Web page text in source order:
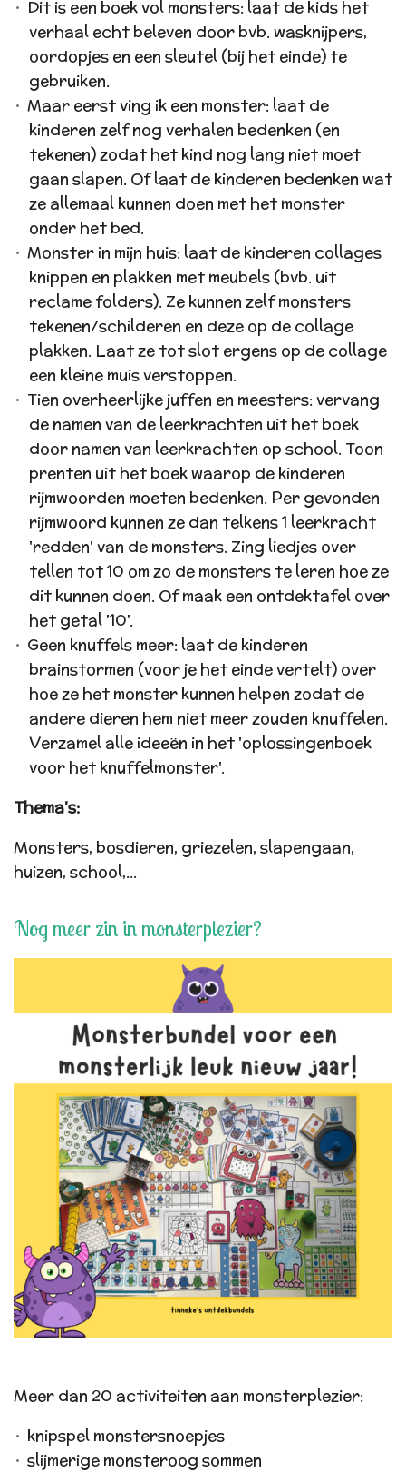
Dit is een boek vol monsters: laat de kids het
verhaal echt beleven door bvb. wasknijpers,
oordopjes en een sleutel (bij het einde) te
gebruiken.
Maar eerst ving ik een monster: laat de
kinderen zelf nog verhalen bedenken (en
tekenen) zodat het kind nog lang niet moet
gaan slapen. Of laat de kinderen bedenken wat
ze allemaal kunnen doen met het monster
onder het bed.
Monster in mijn huis: laat de kinderen collages
knippen en plakken met meubels (bvb. uit
reclame folders). Ze kunnen zelf monsters
tekenen/schilderen en deze op de collage
plakken. Laat ze tot slot ergens op de collage
een kleine muis verstoppen.
Tien overheerlijke juffen en meesters: vervang
de namen van de leerkrachten uit het boek
door namen van leerkrachten op school. Toon
prenten uit het boek waarop de kinderen
rijmwoorden moeten bedenken. Per gevonden
rijmwoord kunnen ze dan telkens 1 leerkracht
'redden' van de monsters. Zing liedjes over
tellen tot 10 om zo de monsters te leren hoe ze
dit kunnen doen. Of maak een ontdektafel over
het getal '10'.
Geen knuffels meer: laat de kinderen
brainstormen (voor je het einde vertelt) over
hoe ze het monster kunnen helpen zodat de
andere dieren hem niet meer zouden knuffelen.
Verzamel alle ideeën in het 'oplossingenboek
voor het knuffelmonster'.
Thema's:
Monsters, bosdieren, griezelen, slapengaan,
huizen, school,...
Nog meer zin in monsterplezier?
Meer dan 20 activiteiten aan monsterplezier:
knipspel monstersnoepjes
slijmerige monsteroog sommen